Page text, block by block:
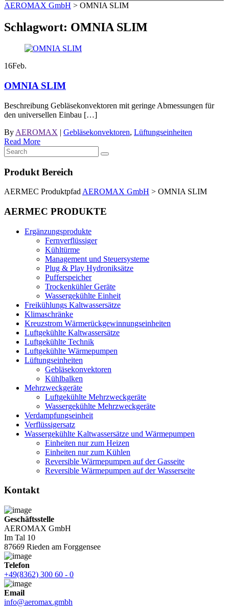
AEROMAX GmbH > OMNIA SLIM
Schlagwort: OMNIA SLIM
16Feb.
OMNIA SLIM
Beschreibung Gebläsekonvektoren mit geringe Abmessungen für
den universellen Einbau […]
By AEROMAX | Gebläsekonvektoren, Lüftungseinheiten
Read More
Produkt Bereich
AERMEC Produktpfad AEROMAX GmbH > OMNIA SLIM
AERMEC PRODUKTE
Ergänzungsprodukte
Fernverflüssiger
Kühltürme
Management und Steuersysteme
Plug & Play Hydroniksätze
Pufferspeicher
Trockenkühler Geräte
Wassergekühlte Einheit
Freikühlungs Kaltwassersätze
Klimaschränke
Kreuzstrom Wärmerückgewinnungseinheiten
Luftgekühlte Kaltwassersätze
Luftgekühlte Technik
Luftgekühlte Wärmepumpen
Lüftungseinheiten
Gebläsekonvektoren
Kühlbalken
Mehrzweckgeräte
Luftgekühlte Mehrzweckgeräte
Wassergekühlte Mehrzweckgeräte
Verdampfungseinheit
Verflüssigersatz
Wassergekühlte Kaltwassersätze und Wärmepumpen
Einheiten nur zum Heizen
Einheiten nur zum Kühlen
Reversible Wärmepumpen auf der Gasseite
Reversible Wärmepumpen auf der Wasserseite
Kontakt
Geschäftsstelle
AEROMAX GmbH
Im Tal 10
87669 Rieden am Forggensee
Telefon
+49(8362) 300 60 - 0
Email
info@aeromax.gmbh